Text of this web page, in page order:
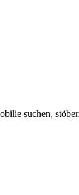
suchen,